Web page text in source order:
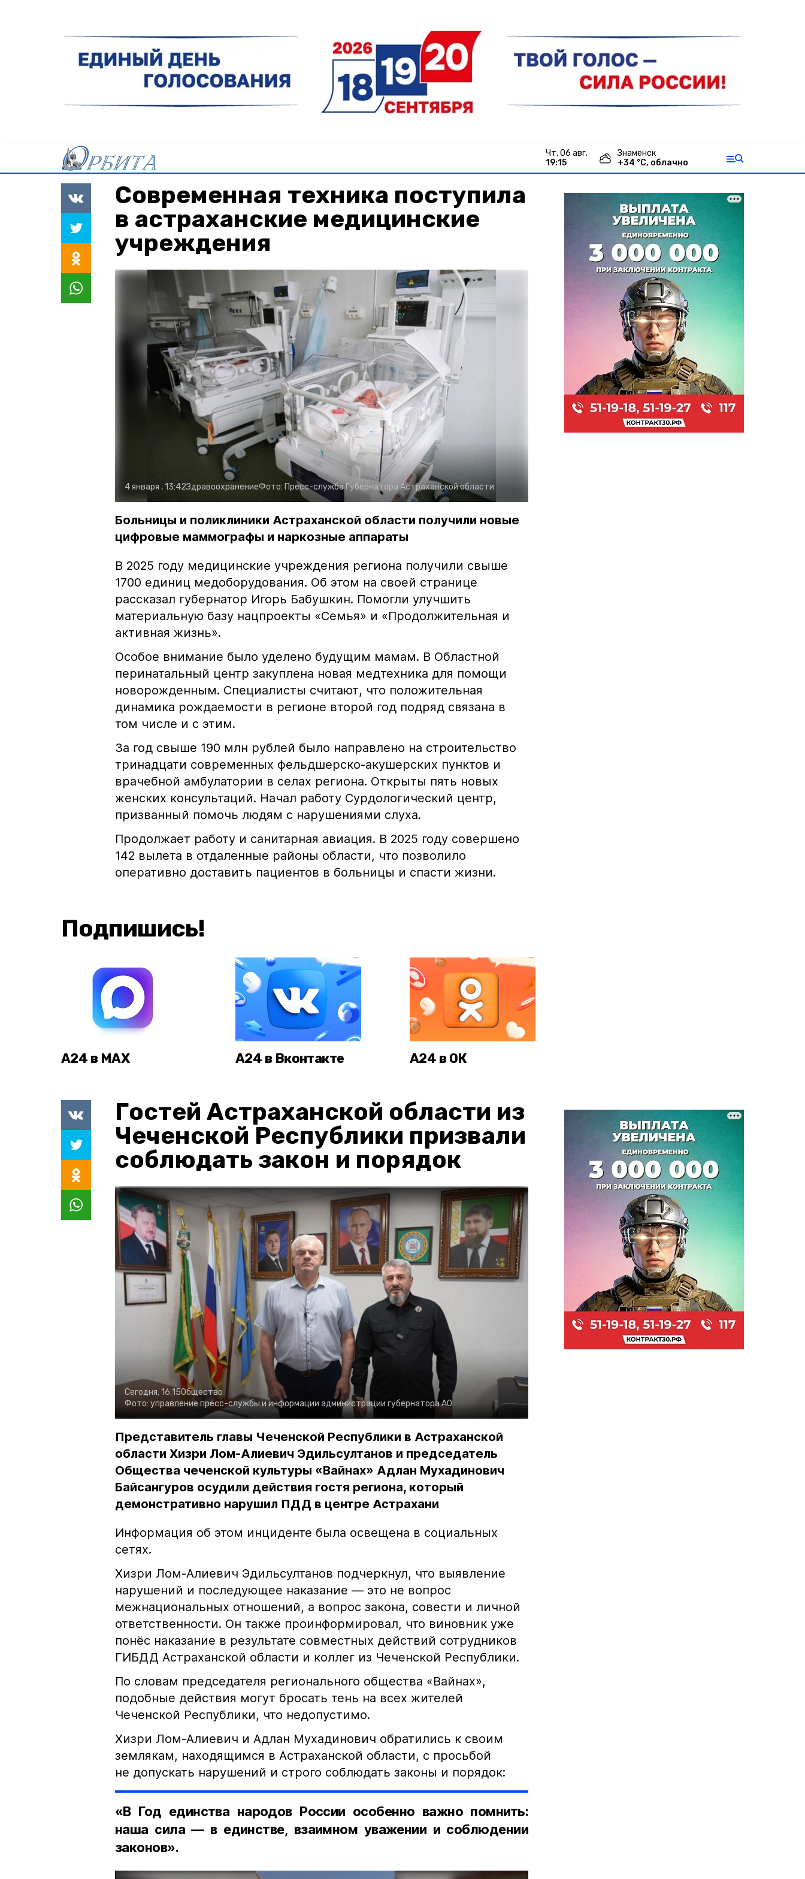
чт, 06 авг.
19:15
Знаменск
+34 °С, облачно
Современная техника поступила
в астраханские медицинские
учреждения
4 января , 13:42ЗдравоохранениеФото: Пресс-служба Губернатора Астраханской области
Больницы и поликлиники Астраханской области получили новые
цифровые маммографы и наркозные аппараты
В 2025 году медицинские учреждения региона получили свыше
1700 единиц медоборудования. Об этом на своей странице
рассказал губернатор Игорь Бабушкин. Помогли улучшить
материальную базу нацпроекты «Семья» и «Продолжительная и
активная жизнь».
Особое внимание было уделено будущим мамам. В Областной
перинатальный центр закуплена новая медтехника для помощи
новорожденным. Специалисты считают, что положительная
динамика рождаемости в регионе второй год подряд связана в
том числе и с этим.
За год свыше 190 млн рублей было направлено на строительство
тринадцати современных фельдшерско-акушерских пунктов и
врачебной амбулатории в селах региона. Открыты пять новых
женских консультаций. Начал работу Сурдологический центр,
призванный помочь людям с нарушениями слуха.
Продолжает работу и санитарная авиация. В 2025 году совершено
142 вылета в отдаленные районы области, что позволило
оперативно доставить пациентов в больницы и спасти жизни.
Подпишись!
А24 в MAX А24 в Вконтакте А24 в ОК
Гостей Астраханской области из
Чеченской Республики призвали
соблюдать закон и порядок
Сегодня, 16:15Общество
Фото: управление пресс-службы и информации администрации губернатора АО
Представитель главы Чеченской Республики в Астраханской
области Хизри Лом-Алиевич Эдильсултанов и председатель
Общества чеченской культуры «Вайнах» Адлан Мухадинович
Байсангуров осудили действия гостя региона, который
демонстративно нарушил ПДД в центре Астрахани
Информация об этом инциденте была освещена в социальных
сетях.
Хизри Лом-Алиевич Эдильсултанов подчеркнул, что выявление
нарушений и последующее наказание — это не вопрос
межнациональных отношений, а вопрос закона, совести и личной
ответственности. Он также проинформировал, что виновник уже
понёс наказание в результате совместных действий сотрудников
ГИБДД Астраханской области и коллег из Чеченской Республики.
По словам председателя регионального общества «Вайнах»,
подобные действия могут бросать тень на всех жителей
Чеченской Республики, что недопустимо.
Хизри Лом-Алиевич и Адлан Мухадинович обратились к своим
землякам, находящимся в Астраханской области, с просьбой
не допускать нарушений и строго соблюдать законы и порядок:
«В Год единства народов России особенно важно помнить:
наша сила — в единстве, взаимном уважении и соблюдении
законов».